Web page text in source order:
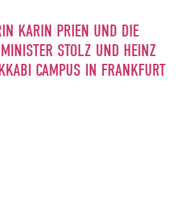
KARIN PRIEN UND DIE
STOLZ UND HEINZ
CAMPUS IN FRANKFURT